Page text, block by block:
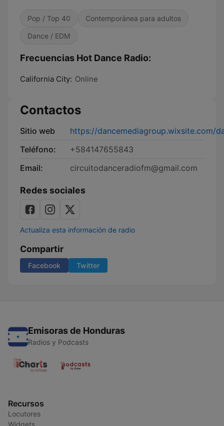
Pop / Top 40 Contemporánea para adultos
Dance / EDM
Frecuencias Hot Dance Radio:
California City: Online
Contactos
Sitio web
https://dancemediagroup.wixsite.com/
Teléfono:
+584147655843
Email:
circuitodanceradiofm@gmail.com
Redes sociales
Actualiza esta información de radio
Compartir
Facebook Twitter
Emisoras de Honduras
Radios y Podcasts
Recursos
Locutores
Widgets